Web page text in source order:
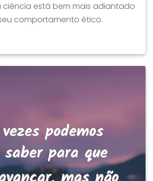
ciência está bem mais adiantado
comportamento ético.